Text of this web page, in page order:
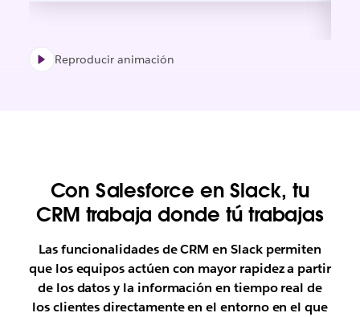
Reproducir animación
Con Salesforce en Slack, tu
CRM trabaja donde tú trabajas
Las funcionalidades de CRM en Slack permiten
que los equipos actúen con mayor rapidez a partir
de los datos y la información en tiempo real de
los clientes directamente en el entorno en el que